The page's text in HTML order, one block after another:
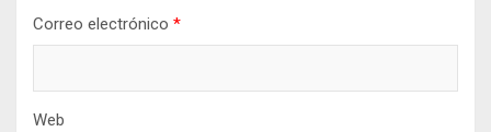
Correo electrónico *
Web